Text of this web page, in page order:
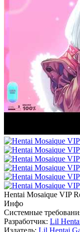
Hentai Mosaique VIP
Инфо
Системные
Разработчик: Lil
Издатель: Lil Hentai